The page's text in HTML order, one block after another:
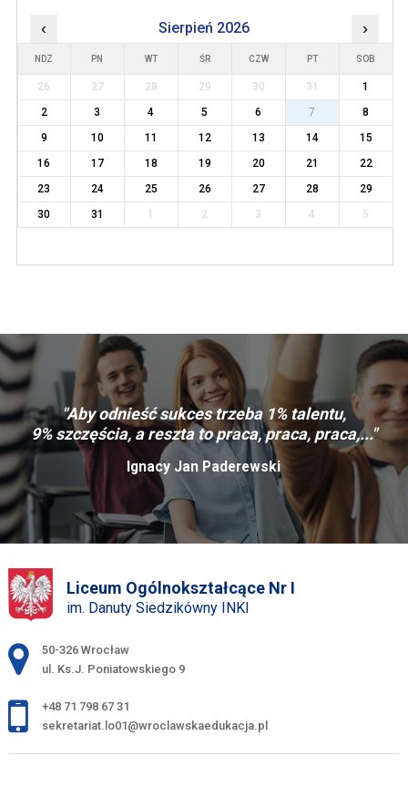
‹ Sierpień 2026 ›
NDZ PN WT ŚR CZW PT SOB
26 27 28 29 30 31
1
2
3 4 5 6 7
8
9
10 11 12 13 14
15
16
17 18 19 20 21
22
23
24 25 26 27 28
29
30
31 1 2 3 4 5
"Aby odnieść sukces trzeba 1% talentu,
9% szczęścia, a reszta to praca, praca, praca,..."
Ignacy Jan Paderewski
Liceum Ogólnokształcące Nr I
im. Danuty Siedzikówny INKI
Adres pocztowy:
50-326 Wrocław
ul. Ks.J. Poniatowskiego 9
+48 71 798 67 31
sekretariat.lo01@wroclawskaedukacja.pl